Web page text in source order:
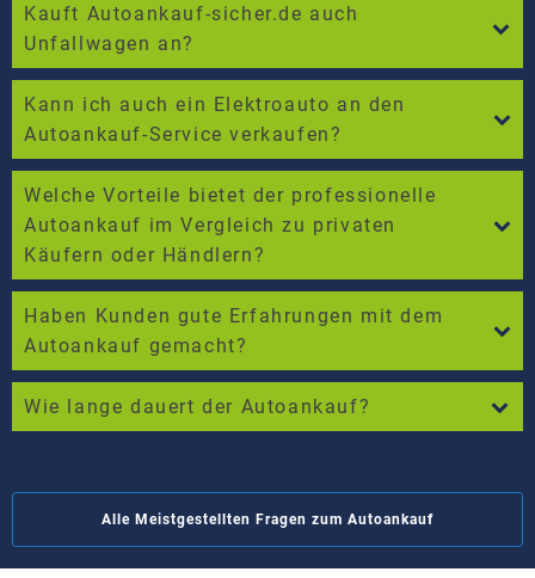
Kauft Autoankauf-sicher.de auch
Unfallwagen an?
Kann ich auch ein Elektroauto an den
Autoankauf-Service verkaufen?
Welche Vorteile bietet der professionelle
Autoankauf im Vergleich zu privaten
Käufern oder Händlern?
Haben Kunden gute Erfahrungen mit dem
Autoankauf gemacht?
Wie lange dauert der Autoankauf?
Alle Meistgestellten Fragen zum Autoankauf